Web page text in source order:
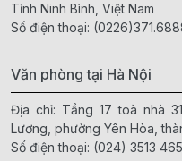
Tỉnh Ninh Bình, Việt Nam
Số điện thoại:
Văn phòng tại Hà Nội
Địa chỉ: Tầng 17 toà nhà
Lương, phường Yên Hòa,
Số điện thoại: (024) 3513